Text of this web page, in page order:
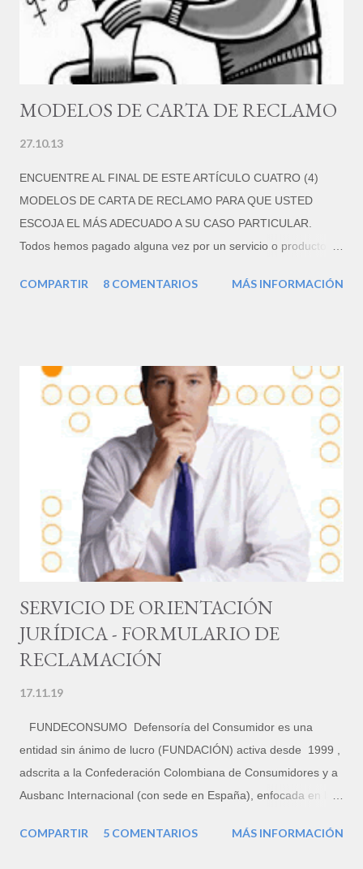
m
iMODELOS DE CARTA DE RECLAMO
27.10.13
ENCUENTRE AL FINAL DE ESTE ARTÍCULO CUATRO (4)
MODELOS DE CARTA DE RECLAMO PARA QUE USTED
ESCOJA EL MÁS ADECUADO A SU CASO PARTICULAR.
Todos hemos pagado alguna vez por un servicio o producto
con lo que se nos prometió. Pero, según diversos estudios,
e incluso logran a veces la devolución del dinero. Muchas
personas se sienten incómodas cuando deben presentan una
queja, bien porque creen que están llevando a cabo un
esfuerzo desagradable, o por asumir la inutilidad de su acción.
Sin embargo, cuando una persona no obtiene el servicio o el
producto por el que ha pagado, es conveniente quejarse de
manera adecuada. El problema es que la mayoría de las
personas que tienen razones para quejarse no lo hacen,
genera...
COMPARTIR 8 COMENTARIOS MÁS INFORMACIÓN
SERVICIO DE ORIENTACIÓN
JURÍDICA - FORMULARIO DE
RECLAMACIÓN
17.11.19
FUNDECONSUMO Defensoría del Consumidor es una
entidad sin ánimo de lucro (FUNDACIÓN) activa desde 1999 ,
adscrita a la Confederación Colombiana de Consumidores y a
Ausbanc Internacional (con sede en España), enfocada en la
Unidad Básica de Consumo (UBC). Somos una Organización
COMPARTIR 5 COMENTARIOS MÁS INFORMACIÓN